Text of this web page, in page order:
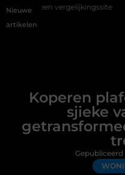
Nieuwe
artikelen
Schenking
Koperen
sjieke